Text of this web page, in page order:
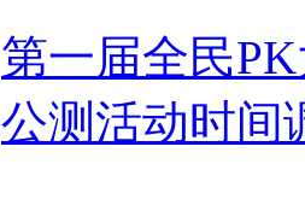
第一届全民
公测活动时间